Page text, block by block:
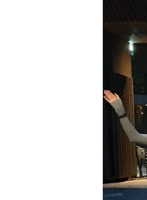
Hit enter to